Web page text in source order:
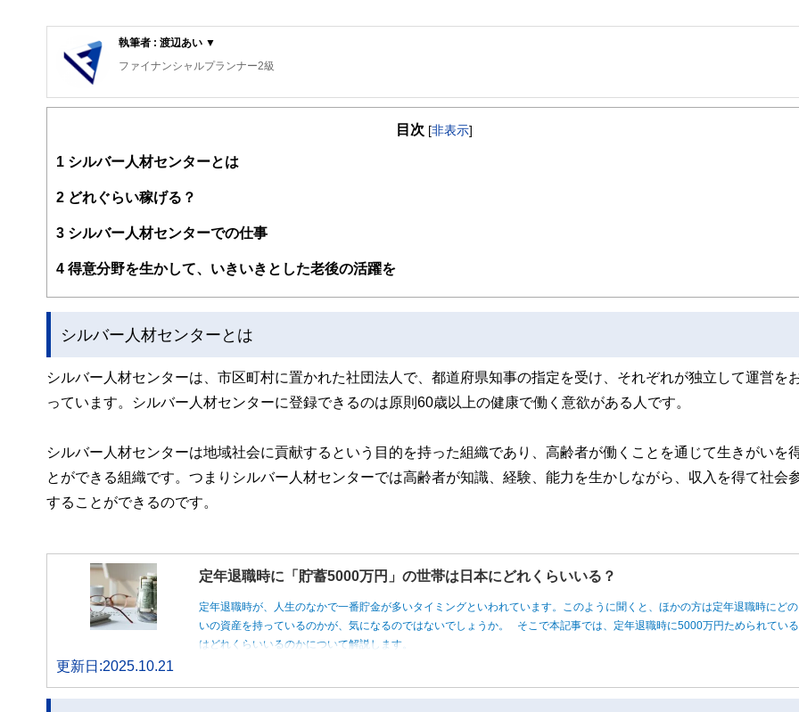
執筆者 : 渡辺あい ▼
ファイナンシャルプランナー2級
目次 [非表示]
1 シルバー人材センターとは
2 どれぐらい稼げる？
3 シルバー人材センターでの仕事
4 得意分野を生かして、いきいきとした老後の活躍を
シルバー人材センターとは
シルバー人材センターは、市区町村に置かれた社団法人で、都道府県知事の指定を受け、それぞれが独立して運営を
っています。シルバー人材センターに登録できるのは原則60歳以上の健康で働く意欲がある人です。
シルバー人材センターは地域社会に貢献するという目的を持った組織であり、高齢者が働くことを通じて生きがいを
とができる組織です。つまりシルバー人材センターでは高齢者が知識、経験、能力を生かしながら、収入を得て社会
することができるのです。
定年退職時に「貯蓄5000万円」の世帯は日本にどれくらいいる？
定年退職時が、人生のなかで一番貯金が多いタイミングといわれています。このように聞くと、ほかの方は定年退職時にど
いの資産を持っているのかが、気になるのではないでしょうか。 そこで本記事では、定年退職時に5000万円ためられてい
はどれくらいいるのかについて解説します。
更新日:2025.10.21